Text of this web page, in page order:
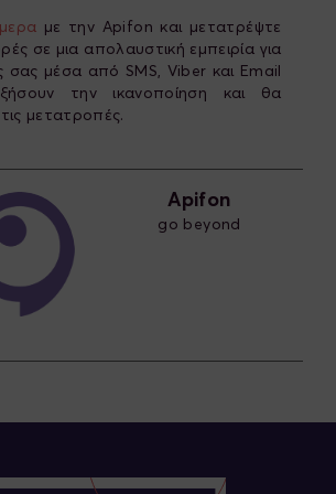
με την Apifon και μετατρέψτε
σε μια απολαυστική εμπειρία για
σας μέσα από SMS, Viber και Email
την ικανοποίηση και θα
μετατροπές.
Apifon
go beyond